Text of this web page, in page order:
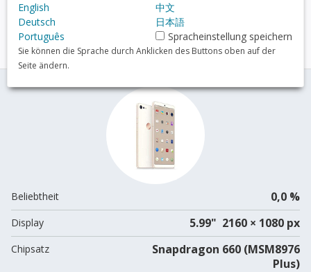
Smartisan Nut Pro 2
Übersicht
Beliebtheit 0,0 %
Display 5.99" 2160 × 1080 px
Chipsatz
Snapdragon 660 (MSM8976
Plus)
English
中文
Deutsch
日本語
Português
Spracheinstellung speichern
Sie können die Sprache durch Anklicken des Buttons oben auf der
Seite ändern.